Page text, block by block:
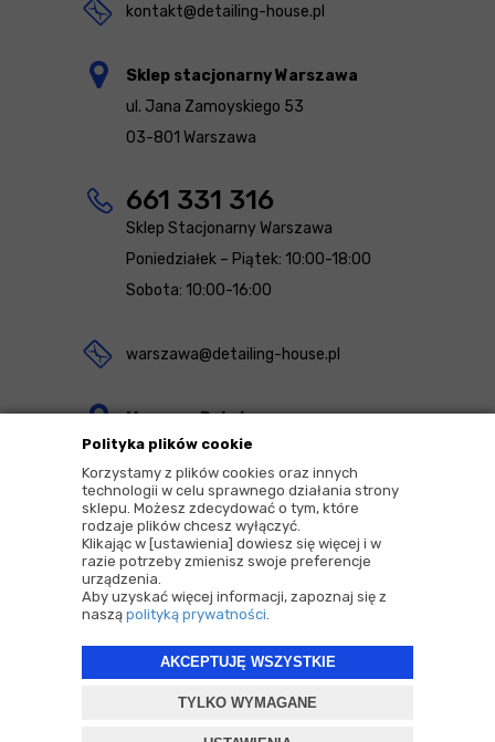
Polityka plików cookie
Korzystamy z plików cookies oraz innych
technologii w celu sprawnego działania strony
sklepu. Możesz zdecydować o tym, które
rodzaje plików chcesz wyłączyć.
Klikając w [ustawienia] dowiesz się więcej i w
razie potrzeby zmienisz swoje preferencje
urządzenia.
Aby uzyskać więcej informacji, zapoznaj się z
naszą polityką prywatności.
AKCEPTUJĘ WSZYSTKIE
TYLKO WYMAGANE
kontakt@detailing-house.pl
Sklep stacjonarny Warszawa
ul. Jana Zamoyskiego 53
03-801 Warszawa
661 331 316
Sklep Stacjonarny Warszawa
Poniedziałek – Piątek: 10:00-18:00
Sobota: 10:00-16:00
warszawa@detailing-house.pl
Magazyn Rekcin
Nomos Sp. z o.o. sp.k.
ul. Agrestowa 1
83-010 Rekcin
2026 © Copyrights by |Detailing House